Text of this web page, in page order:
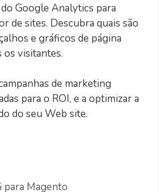
Google Analytics para
de sites. Descubra quais são
e gráficos de página
os visitantes.
de marketing
para o ROI, e a optimizar a
do seu Web site.
para Magento